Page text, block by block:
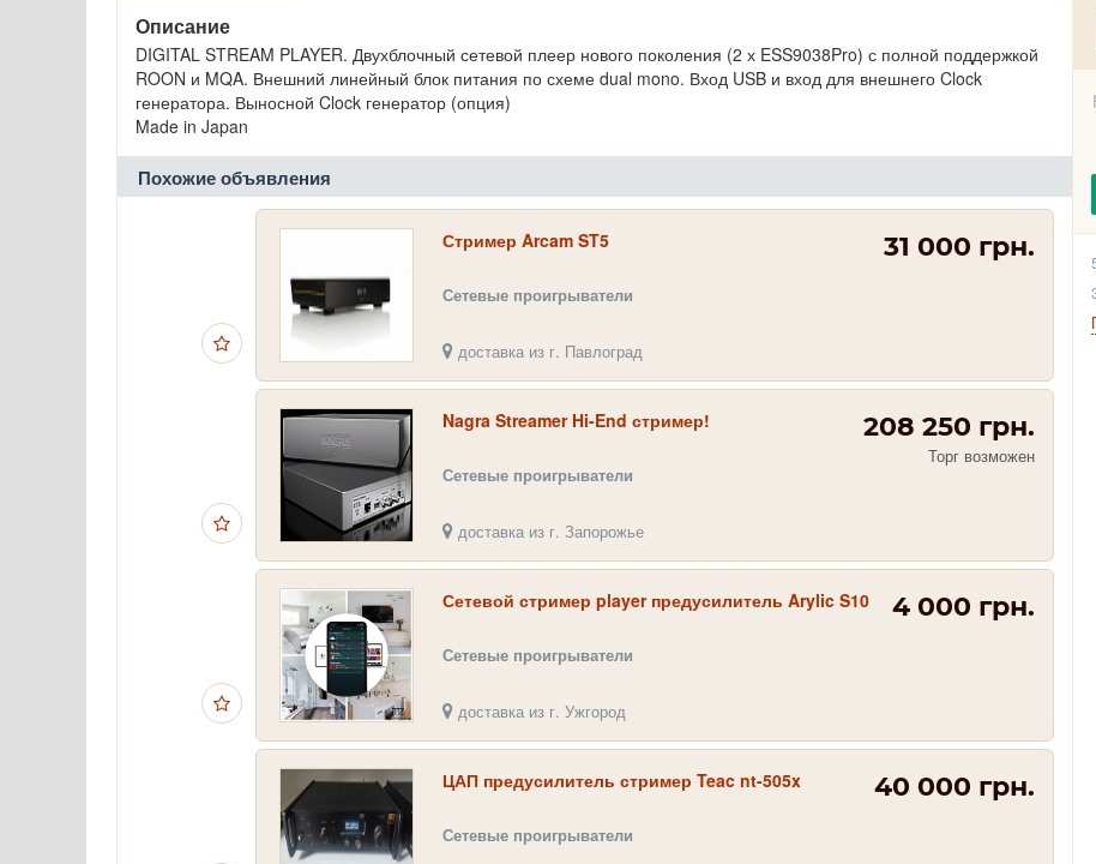
Описание
DIGITAL STREAM PLAYER. Двухблочный сетевой плеер нового поколения (2 х ESS9038Pro) с полной поддержкой
ROON и MQA. Внешний линейный блок питания по схеме dual mono. Вход USB и вход для внешнего Clock
генератора. Выносной Clock генератор (опция)
Made in Japan
Похожие объявления
Стример Arcam ST5
Сетевые проигрыватели
доставка из г. Павлоград
31 000 грн.
Nagra Streamer Hi-End стример!
Сетевые проигрыватели
доставка из г. Запорожье
208 250 грн.
Торг возможен
Сетевой стример player предусилитель Arylic S10
Сетевые проигрыватели
доставка из г. Ужгород
4 000 грн.
ЦАП предусилитель стример Teac nt-505x
Сетевые проигрыватели
40 000 грн.